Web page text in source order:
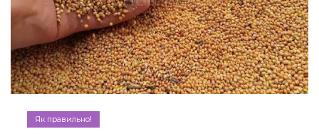
Як правильно!